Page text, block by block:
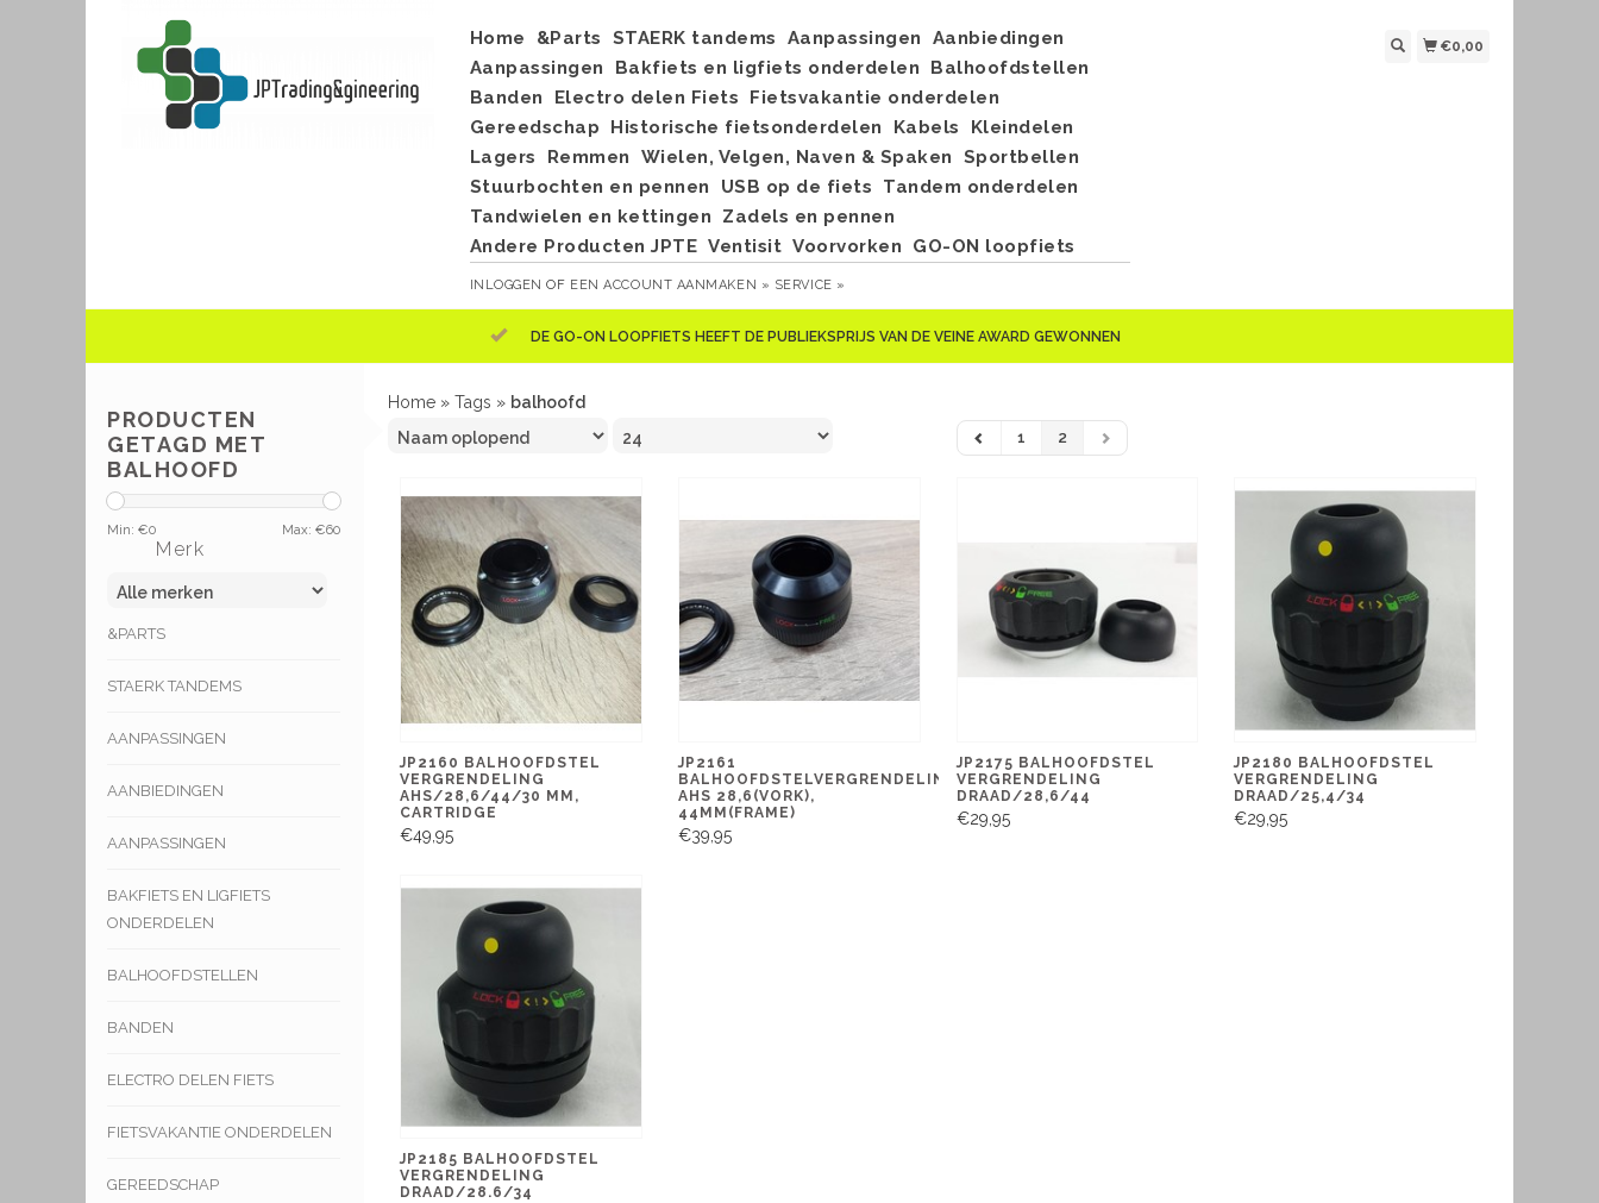
Home &Parts STAERK tandems Aanpassingen
Aanbiedingen
Aanpassingen
Bakfiets en ligfiets onderdelen
Balhoofdstellen
Banden
Electro delen Fiets
Fietsvakantie onderdelen
Gereedschap
Historische fietsonderdelen Kabels
Kleindelen
Lagers
Remmen Wielen, Velgen, Naven & Spaken
Sportbellen
Stuurbochten en pennen
USB op de fiets
Tandem onderdelen
Tandwielen en kettingen
Zadels en pennen
Andere Producten JPTE Ventisit Voorvorken GO-ON loopfiets
INLOGGEN OF EEN ACCOUNT AANMAKEN » SERVICE »
€0,00
DE GO-ON LOOPFIETS HEEFT DE PUBLIEKSPRIJS VAN DE VEINE AWARD GEWONNEN
PRODUCTEN
GETAGD MET
BALHOOFD
Min: €0 Max: €60
Merk
&PARTS
STAERK TANDEMS
AANPASSINGEN
AANBIEDINGEN
AANPASSINGEN
BAKFIETS EN LIGFIETS
ONDERDELEN
BALHOOFDSTELLEN
BANDEN
ELECTRO DELEN FIETS
FIETSVAKANTIE ONDERDELEN
GEREEDSCHAP
Home » Tags » balhoofd
1 2
JP2160 BALHOOFDSTEL
VERGRENDELING
AHS/28,6/44/30 MM,
CARTRIDGE
€49,95
JP2161
BALHOOFDSTELVERGRENDELING
AHS 28,6(VORK),
44MM(FRAME)
€39,95
JP2175 BALHOOFDSTEL
VERGRENDELING
DRAAD/28,6/44
€29,95
JP2180 BALHOOFDSTEL
VERGRENDELING
DRAAD/25,4/34
€29,95
JP2185 BALHOOFDSTEL
VERGRENDELING
DRAAD/28.6/34